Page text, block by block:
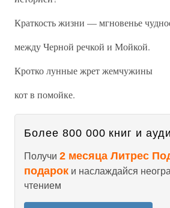
Краткость жизни — мгновенье
между Черной речкой и Мойкой.
Кротко лунные жрет жемчужины
кот в помойке.
Более 800 000 книг и
Получи 2 месяца Литрес
подарок и наслаждайся
чтением